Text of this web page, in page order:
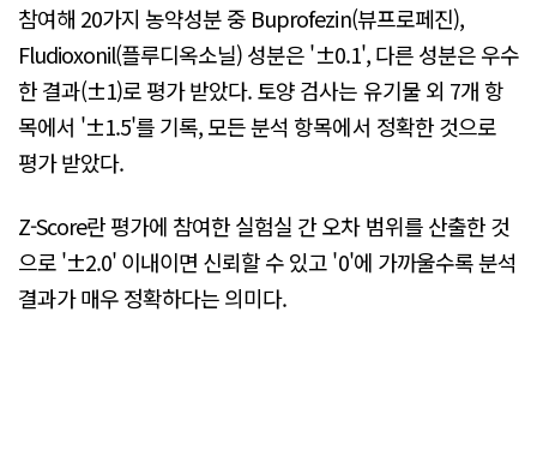
참여해 20가지 농약성분 중 Buprofezin(뷰프로페진),
Fludioxonil(플루디옥소닐) 성분은 '±0.1', 다른 성분은 우수
한 결과(±1)로 평가 받았다. 토양 검사는 유기물 외 7개 항
목에서 '±1.5'를 기록, 모든 분석 항목에서 정확한 것으로
평가 받았다.
Z-Score란 평가에 참여한 실험실 간 오차 범위를 산출한 것
으로 '±2.0' 이내이면 신뢰할 수 있고 '0'에 가까울수록 분석
결과가 매우 정확하다는 의미다.